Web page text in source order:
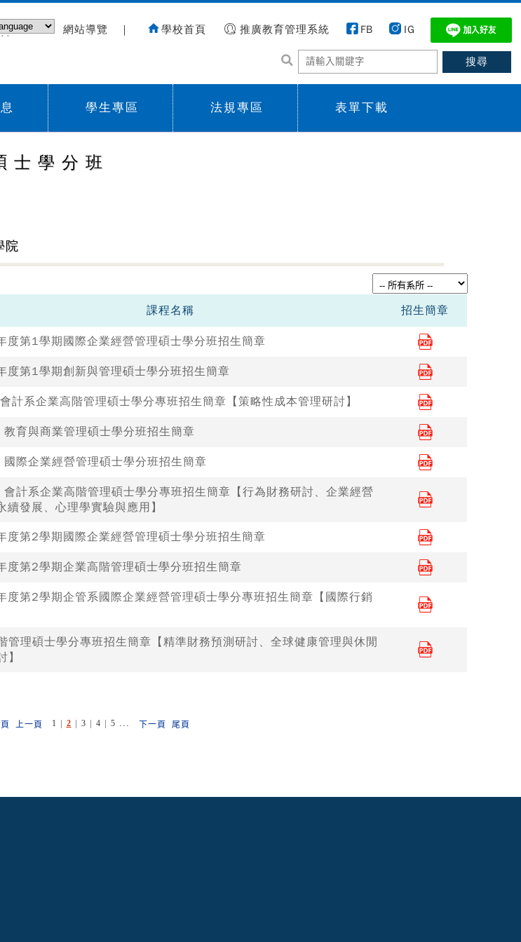
by
網站導覽 ｜ 學校首頁 推廣教育管理系統 FB IG
學生專區 法規專區 表單下載
士學分班
院
課程名稱 招生簡章
度第1學期國際企業經營管理碩士學分班招生簡章
度第1學期創新與管理碩士學分班招生簡章
計系企業高階管理碩士學分專班招生簡章【策略性成本管理研討】
育與商業管理碩士學分班招生簡章
際企業經營管理碩士學分班招生簡章
計系企業高階管理碩士學分專班招生簡章【行為財務研討、企業經營
續發展、心理學實驗與應用】
度第2學期國際企業經營管理碩士學分班招生簡章
度第2學期企業高階管理碩士學分班招生簡章
度第2學期企管系國際企業經營管理碩士學分專班招生簡章【國際行銷
管理碩士學分專班招生簡章【精準財務預測研討、全球健康管理與休閒
】
上一頁 1 | 2 | 3 | 4 | 5 ... 下一頁 尾頁